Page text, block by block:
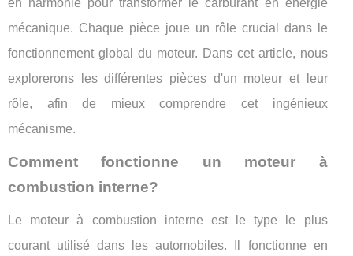
en harmonie pour transformer le carburant en énergie
mécanique. Chaque pièce joue un rôle crucial dans le
fonctionnement global du moteur. Dans cet article, nous
explorerons les différentes pièces d'un moteur et leur
rôle, afin de mieux comprendre cet ingénieux
mécanisme.
Comment fonctionne un moteur à
combustion interne?
Le moteur à combustion interne est le type le plus
courant utilisé dans les automobiles. Il fonctionne en